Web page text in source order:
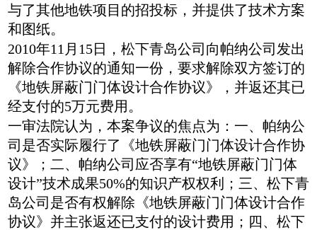
与了其他地铁项目的招投标，并提供了技术方案
和图纸。
2010年11月15日，松下青岛公司向帕纳公司发出
解除合作协议的通知一份，要求解除双方签订的
《地铁屏蔽门门体设计合作协议》，并返还其已
经支付的5万元费用。
一审法院认为，本案争议的焦点为：一、帕纳公
司是否实际履行了《地铁屏蔽门门体设计合作协
议》；二、帕纳公司应否享有“地铁屏蔽门门体
设计”技术成果50%的知识产权权利；三、松下青
岛公司是否有权解除《地铁屏蔽门门体设计合作
协议》并主张返还已支付的设计费用；四、松下